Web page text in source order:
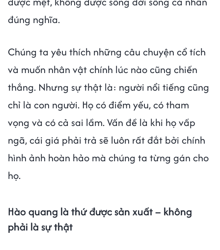
đúng nghĩa.
Chúng ta yêu thích những câu chuyện cổ tích
và muốn nhân vật chính lúc nào cũng chiến
thắng. Nhưng sự thật là: người nổi tiếng cũng
chỉ là con người. Họ có điểm yếu, có tham
vọng và có cả sai lầm. Vấn đề là khi họ vấp
ngã, cái giá phải trả sẽ luôn rất đắt bởi chính
hình ảnh hoàn hảo mà chúng ta từng gán cho
họ.
Hào quang là thứ được sản xuất – không
phải là sự thật